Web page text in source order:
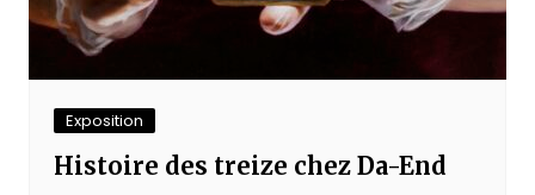
Exposition
Histoire des treize chez Da-End